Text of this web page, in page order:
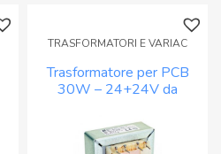
da
circuito
stampato
a
TRASFORMATORI E VARIAC
Trasformatore per PCB
30W – 24+24V da
pannello